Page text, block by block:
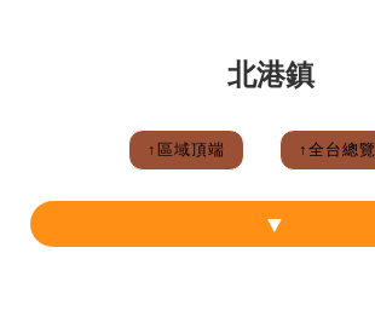
北港鎮
↑區域頂端 ↑全台總覽